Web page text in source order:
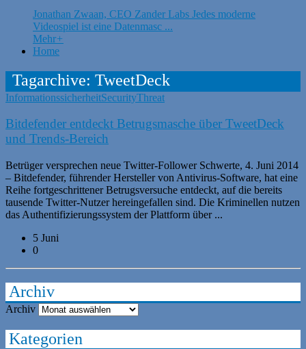
Jonathan Zwaan, CEO Zander Labs Jedes moderne
Videospiel ist eine Datenmasc ...
Mehr+
Home
Tagarchive: TweetDeck
InformationssicherheitSecurityThreat
Bitdefender entdeckt Betrugsmasche über TweetDeck
und Trends-Bereich
Betrüger versprechen neue Twitter-Follower Schwerte, 4. Juni 2014
– Bitdefender, führender Hersteller von Antivirus-Software, hat eine
Reihe fortgeschrittener Betrugsversuche entdeckt, auf die bereits
tausende Twitter-Nutzer hereingefallen sind. Die Kriminellen nutzen
das Authentifizierungssystem der Plattform über ...
5 Juni
0
Archiv
Archiv
Kategorien